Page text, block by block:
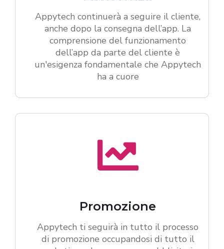
Appytech continuerà a seguire il cliente,
anche dopo la consegna dell’app. La
comprensione del funzionamento
dell’app da parte del cliente è
un'esigenza fondamentale che Appytech
ha a cuore
Promozione
Appytech ti seguirà in tutto il processo
di promozione occupandosi di tutto il